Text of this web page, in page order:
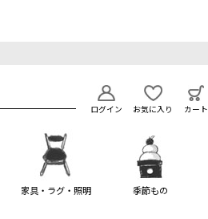
ログイン お気に入り カート
家具・ラグ・照明 季節もの